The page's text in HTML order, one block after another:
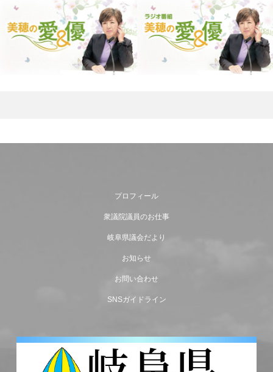
プロフィール
衆議院議員のお仕事
岐阜県議会だより
お知らせ
お問い合わせ
SNSガイドライン